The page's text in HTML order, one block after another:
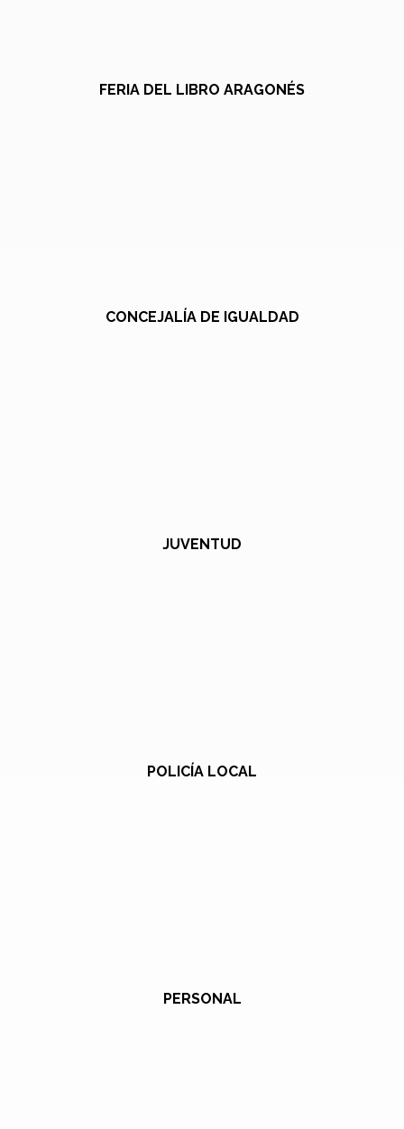
FERIA DEL LIBRO ARAGONÉS
CONCEJALÍA DE IGUALDAD
JUVENTUD
POLICÍA LOCAL
PERSONAL